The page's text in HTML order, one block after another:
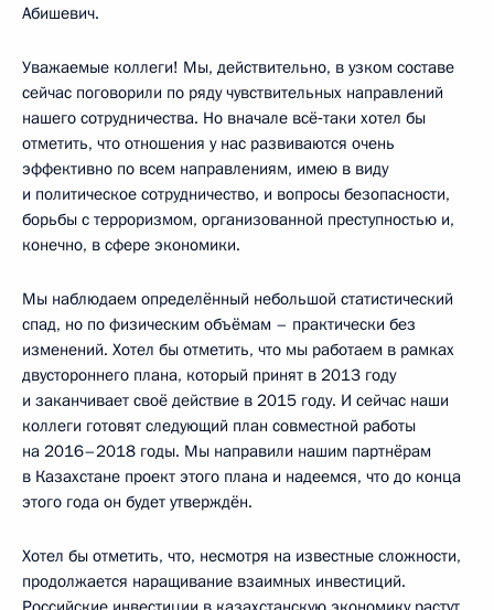
Абишевич.
Уважаемые коллеги! Мы, действительно, в узком составе
сейчас поговорили по ряду чувствительных направлений
нашего сотрудничества. Но вначале всё‑таки хотел бы
отметить, что отношения у нас развиваются очень
эффективно по всем направлениям, имею в виду
и политическое сотрудничество, и вопросы безопасности,
борьбы с терроризмом, организованной преступностью и,
конечно, в сфере экономики.
Мы наблюдаем определённый небольшой статистический
спад, но по физическим объёмам – практически без
изменений. Хотел бы отметить, что мы работаем в рамках
двустороннего плана, который принят в 2013 году
и заканчивает своё действие в 2015 году. И сейчас наши
коллеги готовят следующий план совместной работы
на 2016–2018 годы. Мы направили нашим партнёрам
в Казахстане проект этого плана и надеемся, что до конца
этого года он будет утверждён.
Хотел бы отметить, что, несмотря на известные сложности,
продолжается наращивание взаимных инвестиций.